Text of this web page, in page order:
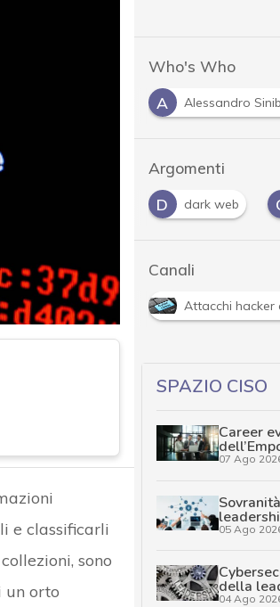
e classificarli
sono
un orto
Who's Who
A
Alessandro
Argomenti
dark web G
Canali
Attacchi hacker
SPAZIO CISO
Career
07 Ago
05 Ago
della
04 Ago